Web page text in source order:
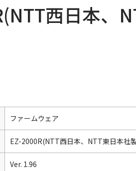
西日本、
ファームウェア
EZ-2000R(NTT西日本、NTT東日本社
Ver. 1.96